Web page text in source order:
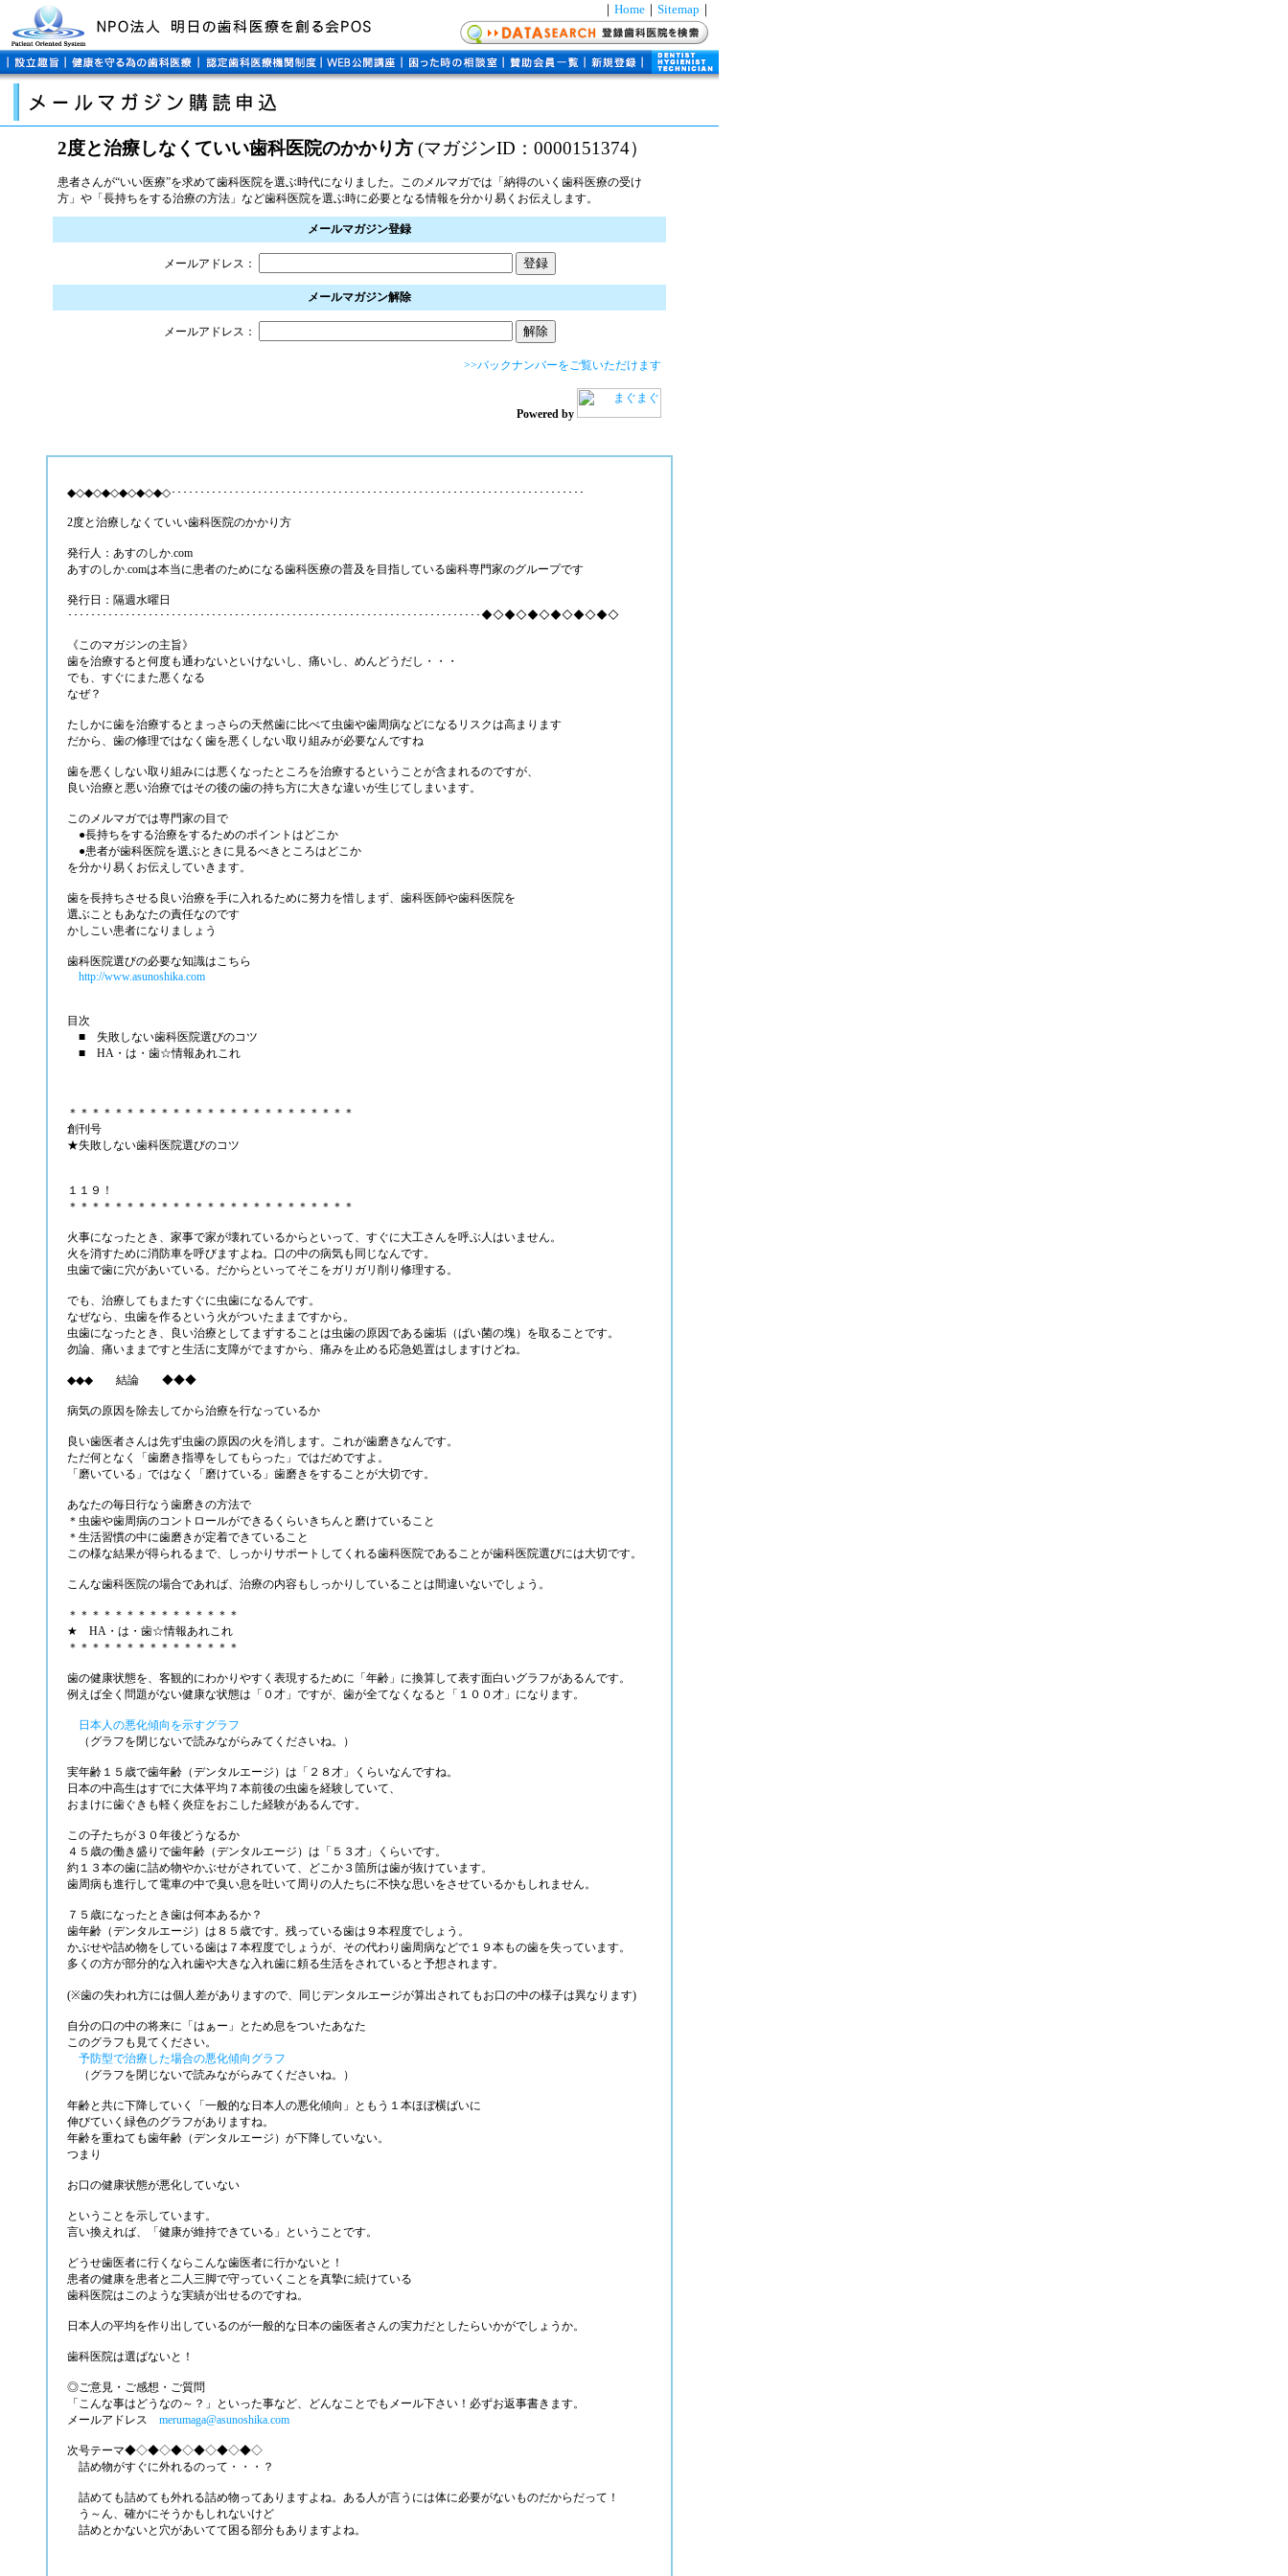
｜ Home ｜ Sitemap ｜
2度と治療しなくていい歯科医院のかかり方 (マガジンID：0000151374）
患者さんが“いい医療”を求めて歯科医院を選ぶ時代になりました。このメルマガでは「納得のいく歯科医療の受け
方」や「長持ちをする治療の方法」など歯科医院を選ぶ時に必要となる情報を分かり易くお伝えします。
メールマガジン登録
メールアドレス：
メールマガジン解除
メールアドレス：
>>バックナンバーをご覧いただけます
Powered by
◆◇◆◇◆◇◆◇◆◇◆◇････････････････････････････････････････････････････････････････････････
2度と治療しなくていい歯科医院のかかり方
発行人：あすのしか.com
あすのしか.comは本当に患者のためになる歯科医療の普及を目指している歯科専門家のグループです
発行日：隔週水曜日
････････････････････････････････････････････････････････････････････････◆◇◆◇◆◇◆◇◆◇◆◇
《このマガジンの主旨》
歯を治療すると何度も通わないといけないし、痛いし、めんどうだし・・・
でも、すぐにまた悪くなる
なぜ？
たしかに歯を治療するとまっさらの天然歯に比べて虫歯や歯周病などになるリスクは高まります
だから、歯の修理ではなく歯を悪くしない取り組みが必要なんですね
歯を悪くしない取り組みには悪くなったところを治療するということが含まれるのですが、
良い治療と悪い治療ではその後の歯の持ち方に大きな違いが生じてしまいます。
このメルマガでは専門家の目で
●長持ちをする治療をするためのポイントはどこか
●患者が歯科医院を選ぶときに見るべきところはどこか
を分かり易くお伝えしていきます。
歯を長持ちさせる良い治療を手に入れるために努力を惜しまず、歯科医師や歯科医院を
選ぶこともあなたの責任なのです
かしこい患者になりましょう
歯科医院選びの必要な知識はこちら
http://www.asunoshika.com
目次
■ 失敗しない歯科医院選びのコツ
■ HA・は・歯☆情報あれこれ
＊＊＊＊＊＊＊＊＊＊＊＊＊＊＊＊＊＊＊＊＊＊＊＊＊
創刊号
★失敗しない歯科医院選びのコツ
１１９！
＊＊＊＊＊＊＊＊＊＊＊＊＊＊＊＊＊＊＊＊＊＊＊＊＊
火事になったとき、家事で家が壊れているからといって、すぐに大工さんを呼ぶ人はいません。
火を消すために消防車を呼びますよね。口の中の病気も同じなんです。
虫歯で歯に穴があいている。だからといってそこをガリガリ削り修理する。
でも、治療してもまたすぐに虫歯になるんです。
なぜなら、虫歯を作るという火がついたままですから。
虫歯になったとき、良い治療としてまずすることは虫歯の原因である歯垢（ばい菌の塊）を取ることです。
勿論、痛いままですと生活に支障がでますから、痛みを止める応急処置はしますけどね。
◆◆◆ 結論 ◆◆◆
病気の原因を除去してから治療を行なっているか
良い歯医者さんは先ず虫歯の原因の火を消します。これが歯磨きなんです。
ただ何となく「歯磨き指導をしてもらった」ではだめですよ。
「磨いている」ではなく「磨けている」歯磨きをすることが大切です。
あなたの毎日行なう歯磨きの方法で
＊虫歯や歯周病のコントロールができるくらいきちんと磨けていること
＊生活習慣の中に歯磨きが定着できていること
この様な結果が得られるまで、しっかりサポートしてくれる歯科医院であることが歯科医院選びには大切です。
こんな歯科医院の場合であれば、治療の内容もしっかりしていることは間違いないでしょう。
＊＊＊＊＊＊＊＊＊＊＊＊＊＊＊
★ HA・は・歯☆情報あれこれ
＊＊＊＊＊＊＊＊＊＊＊＊＊＊＊
歯の健康状態を、客観的にわかりやすく表現するために「年齢」に換算して表す面白いグラフがあるんです。
例えば全く問題がない健康な状態は「０才」ですが、歯が全てなくなると「１００才」になります。
日本人の悪化傾向を示すグラフ
（グラフを閉じないで読みながらみてくださいね。）
実年齢１５歳で歯年齢（デンタルエージ）は「２８才」くらいなんですね。
日本の中高生はすでに大体平均７本前後の虫歯を経験していて、
おまけに歯ぐきも軽く炎症をおこした経験があるんです。
この子たちが３０年後どうなるか
４５歳の働き盛りで歯年齢（デンタルエージ）は「５３才」くらいです。
約１３本の歯に詰め物やかぶせがされていて、どこか３箇所は歯が抜けています。
歯周病も進行して電車の中で臭い息を吐いて周りの人たちに不快な思いをさせているかもしれません。
７５歳になったとき歯は何本あるか？
歯年齢（デンタルエージ）は８５歳です。残っている歯は９本程度でしょう。
かぶせや詰め物をしている歯は７本程度でしょうが、その代わり歯周病などで１９本もの歯を失っています。
多くの方が部分的な入れ歯や大きな入れ歯に頼る生活をされていると予想されます。
(※歯の失われ方には個人差がありますので、同じデンタルエージが算出されてもお口の中の様子は異なります)
自分の口の中の将来に「はぁー」とため息をついたあなた
このグラフも見てください。
予防型で治療した場合の悪化傾向グラフ
（グラフを閉じないで読みながらみてくださいね。）
年齢と共に下降していく「一般的な日本人の悪化傾向」ともう１本ほぼ横ばいに
伸びていく緑色のグラフがありますね。
年齢を重ねても歯年齢（デンタルエージ）が下降していない。
つまり
お口の健康状態が悪化していない
ということを示しています。
言い換えれば、「健康が維持できている」ということです。
どうせ歯医者に行くならこんな歯医者に行かないと！
患者の健康を患者と二人三脚で守っていくことを真摯に続けている
歯科医院はこのような実績が出せるのですね。
日本人の平均を作り出しているのが一般的な日本の歯医者さんの実力だとしたらいかがでしょうか。
歯科医院は選ばないと！
◎ご意見・ご感想・ご質問
「こんな事はどうなの～？」といった事など、どんなことでもメール下さい！必ずお返事書きます。
メールアドレス merumaga@asunoshika.com
次号テーマ◆◇◆◇◆◇◆◇◆◇◆◇
詰め物がすぐに外れるのって・・・？
詰めても詰めても外れる詰め物ってありますよね。ある人が言うには体に必要がないものだからだって！
う～ん、確かにそうかもしれないけど
詰めとかないと穴があいてて困る部分もありますよね。